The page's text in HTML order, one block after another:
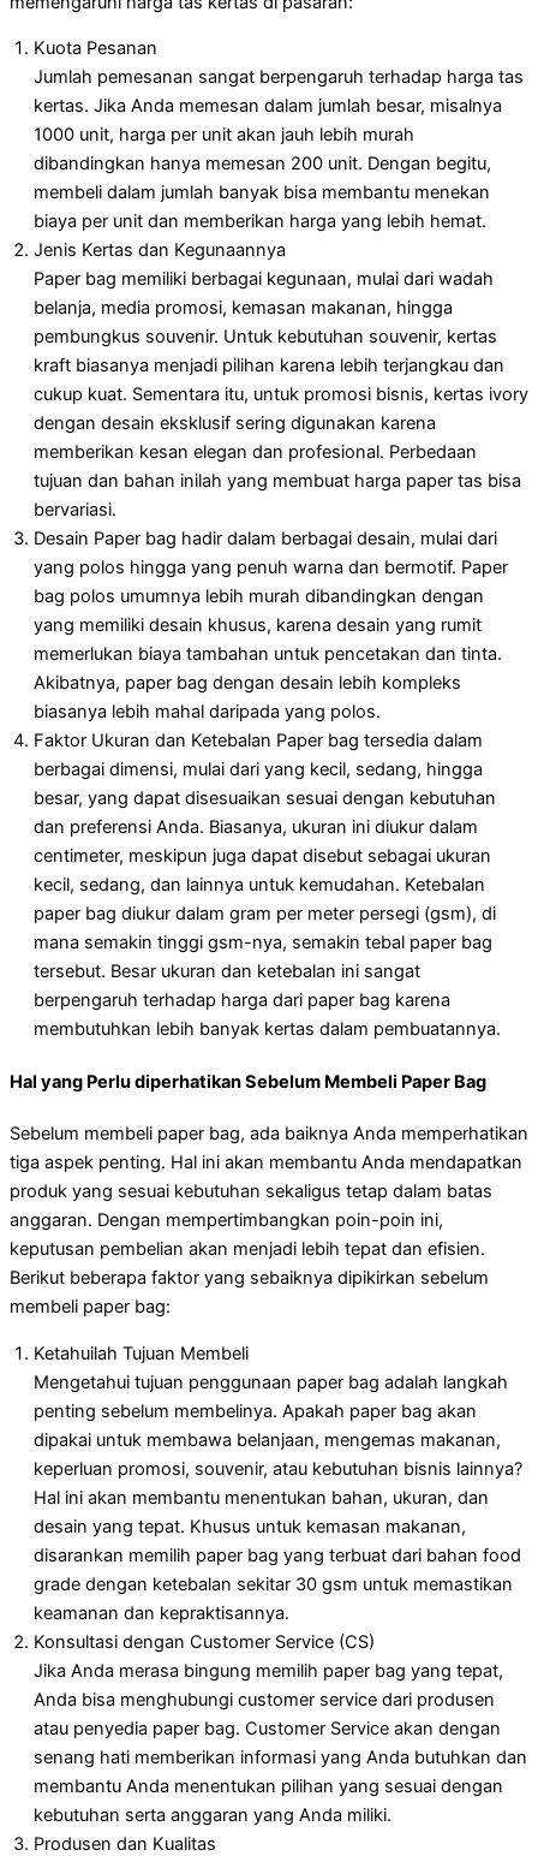
Kuota Pesanan
Jumlah pemesanan sangat berpengaruh terhadap harga tas
kertas. Jika Anda memesan dalam jumlah besar, misalnya
1000 unit, harga per unit akan jauh lebih murah
dibandingkan hanya memesan 200 unit. Dengan begitu,
membeli dalam jumlah banyak bisa membantu menekan
biaya per unit dan memberikan harga yang lebih hemat.
Jenis Kertas dan Kegunaannya
Paper bag memiliki berbagai kegunaan, mulai dari wadah
belanja, media promosi, kemasan makanan, hingga
pembungkus souvenir. Untuk kebutuhan souvenir, kertas
kraft biasanya menjadi pilihan karena lebih terjangkau dan
cukup kuat. Sementara itu, untuk promosi bisnis, kertas ivory
dengan desain eksklusif sering digunakan karena
memberikan kesan elegan dan profesional. Perbedaan
tujuan dan bahan inilah yang membuat harga paper tas bisa
bervariasi.
Desain Paper bag hadir dalam berbagai desain, mulai dari
yang polos hingga yang penuh warna dan bermotif. Paper
bag polos umumnya lebih murah dibandingkan dengan
yang memiliki desain khusus, karena desain yang rumit
memerlukan biaya tambahan untuk pencetakan dan tinta.
Akibatnya, paper bag dengan desain lebih kompleks
biasanya lebih mahal daripada yang polos.
Faktor Ukuran dan Ketebalan Paper bag tersedia dalam
berbagai dimensi, mulai dari yang kecil, sedang, hingga
besar, yang dapat disesuaikan sesuai dengan kebutuhan
dan preferensi Anda. Biasanya, ukuran ini diukur dalam
centimeter, meskipun juga dapat disebut sebagai ukuran
kecil, sedang, dan lainnya untuk kemudahan. Ketebalan
paper bag diukur dalam gram per meter persegi (gsm), di
mana semakin tinggi gsm-nya, semakin tebal paper bag
tersebut. Besar ukuran dan ketebalan ini sangat
berpengaruh terhadap harga dari paper bag karena
membutuhkan lebih banyak kertas dalam pembuatannya.
Hal yang Perlu diperhatikan Sebelum Membeli Paper Bag
Sebelum membeli paper bag, ada baiknya Anda memperhatikan
tiga aspek penting. Hal ini akan membantu Anda mendapatkan
produk yang sesuai kebutuhan sekaligus tetap dalam batas
anggaran. Dengan mempertimbangkan poin-poin ini,
keputusan pembelian akan menjadi lebih tepat dan efisien.
Berikut beberapa faktor yang sebaiknya dipikirkan sebelum
membeli paper bag:
Ketahuilah Tujuan Membeli
Mengetahui tujuan penggunaan paper bag adalah langkah
penting sebelum membelinya. Apakah paper bag akan
dipakai untuk membawa belanjaan, mengemas makanan,
keperluan promosi, souvenir, atau kebutuhan bisnis lainnya?
Hal ini akan membantu menentukan bahan, ukuran, dan
desain yang tepat. Khusus untuk kemasan makanan,
disarankan memilih paper bag yang terbuat dari bahan food
grade dengan ketebalan sekitar 30 gsm untuk memastikan
keamanan dan kepraktisannya.
Konsultasi dengan Customer Service (CS)
Jika Anda merasa bingung memilih paper bag yang tepat,
Anda bisa menghubungi customer service dari produsen
atau penyedia paper bag. Customer Service akan dengan
senang hati memberikan informasi yang Anda butuhkan dan
membantu Anda menentukan pilihan yang sesuai dengan
kebutuhan serta anggaran yang Anda miliki.
Produsen dan Kualitas